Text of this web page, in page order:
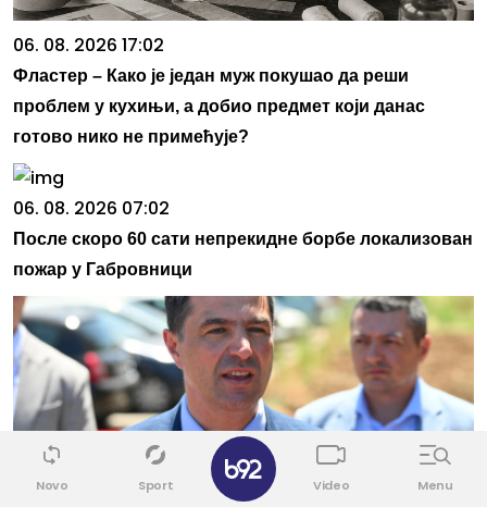
06. 08. 2026 17:02
Фластер – Како је један муж покушао да реши
проблем у кухињи, а добио предмет који данас
готово нико не примећује?
06. 08. 2026 07:02
После скоро 60 сати непрекидне борбе локализован
пожар у Габровници
Novo Sport Video Menu
✕